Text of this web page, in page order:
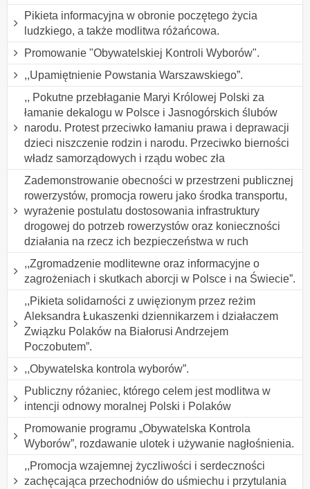
Pikieta informacyjna w obronie poczętego życia
ludzkiego, a także modlitwa różańcowa.
Promowanie "Obywatelskiej Kontroli Wyborów".
,,Upamiętnienie Powstania Warszawskiego”.
,, Pokutne przebłaganie Maryi Królowej Polski za
łamanie dekalogu w Polsce i Jasnogórskich ślubów
narodu. Protest przeciwko łamaniu prawa i deprawacji
dzieci niszczenie rodzin i narodu. Przeciwko bierności
władz samorządowych i rządu wobec zła
Zademonstrowanie obecności w przestrzeni publicznej
rowerzystów, promocja roweru jako środka transportu,
wyrażenie postulatu dostosowania infrastruktury
drogowej do potrzeb rowerzystów oraz konieczności
działania na rzecz ich bezpieczeństwa w ruch
,,Zgromadzenie modlitewne oraz informacyjne o
zagrożeniach i skutkach aborcji w Polsce i na Świecie”.
,,Pikieta solidarności z uwięzionym przez reżim
Aleksandra Łukaszenki dziennikarzem i działaczem
Związku Polaków na Białorusi Andrzejem
Poczobutem”.
,,Obywatelska kontrola wyborów”.
Publiczny różaniec, którego celem jest modlitwa w
intencji odnowy moralnej Polski i Polaków
Promowanie programu „Obywatelska Kontrola
Wyborów”, rozdawanie ulotek i używanie nagłośnienia.
,,Promocja wzajemnej życzliwości i serdeczności
zachęcająca przechodniów do uśmiechu i przytulania